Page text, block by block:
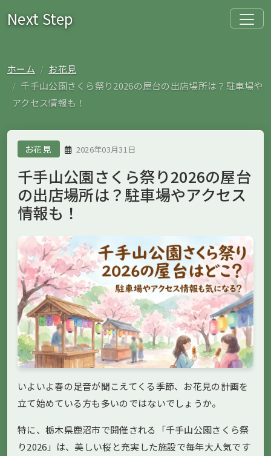
Next Step
ホーム
お花見
千手山公園さくら祭り2026の屋台の出店場所は？駐車場や
アクセス情報も！
お花見 2026年03月31日
千手山公園さくら祭り2026の屋台
の出店場所は？駐車場やアクセス
情報も！
いよいよ春の足音が聞こえてくる季節、お花見の計画を
立て始めている方も多いのではないでしょうか。
特に、栃木県鹿沼市で開催される「千手山公園さくら祭
り2026」は、美しい桜と充実した施設で毎年大人気です